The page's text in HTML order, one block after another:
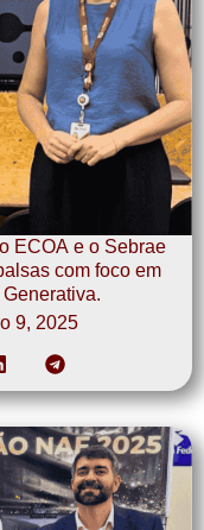
ECOA e o Sebrae
com foco em
9, 2025